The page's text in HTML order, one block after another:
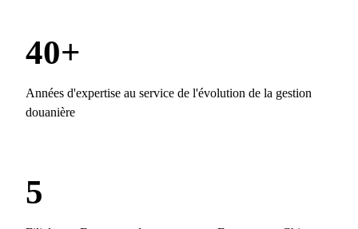
40+
Années d'expertise au service de l'évolution de la gestion
douanière
5